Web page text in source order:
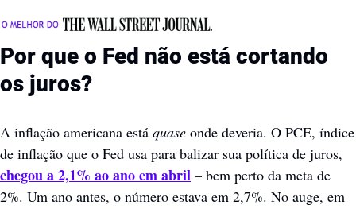
Por que o Fed não está cortando
os juros?
A inflação americana está quase onde deveria. O PCE, índice
chegou a 2,1% ao ano em abril – bem perto da meta de
2%. Um ano antes, o número estava em 2,7%. No auge, em